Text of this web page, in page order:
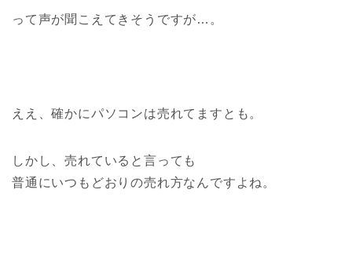
って声が聞こえてきそうですが…。
ええ、確かにパソコンは売れてますとも。
しかし、売れていると言っても
普通にいつもどおりの売れ方なんですよね。